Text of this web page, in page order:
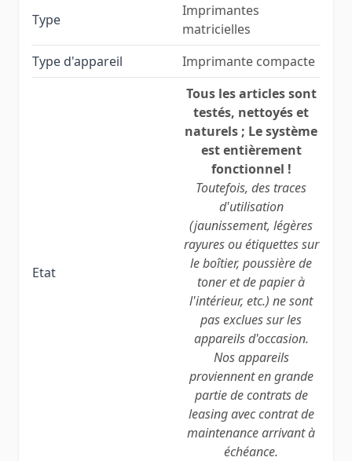
Type
Imprimantes
matricielles
Type d'appareil
Imprimante compacte
Etat
Tous les articles sont
testés, nettoyés et
naturels ; Le système
est entièrement
fonctionnel !
Toutefois, des traces
d'utilisation
(jaunissement, légères
rayures ou étiquettes sur
le boîtier, poussière de
toner et de papier à
l'intérieur, etc.) ne sont
pas exclues sur les
appareils d'occasion.
Nos appareils
proviennent en grande
partie de contrats de
leasing avec contrat de
maintenance arrivant à
échéance.